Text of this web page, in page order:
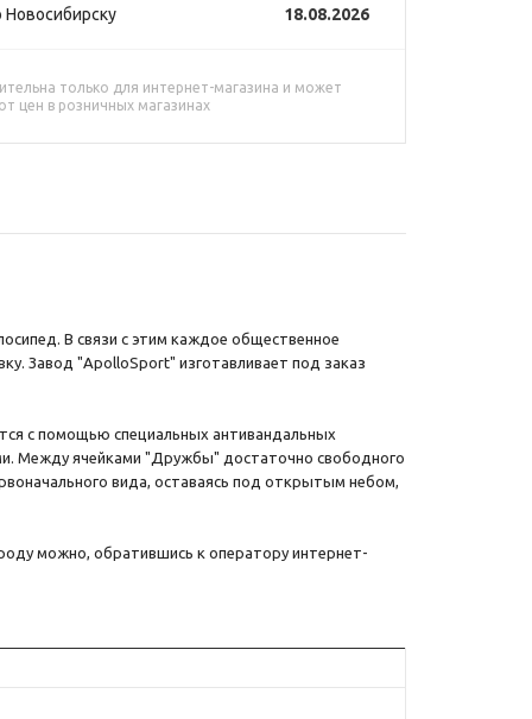
18.08.2026
только для интернет-магазина и может
цен в розничных магазинах
В связи с этим каждое общественное
Завод "ApolloSport" изготавливает под заказ
с помощью специальных антивандальных
Между ячейками "Дружбы" достаточно свободного
вида, оставаясь под открытым небом,
можно, обратившись к оператору интернет-